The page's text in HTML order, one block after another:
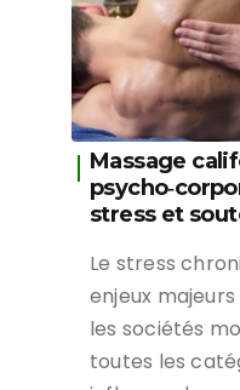
Massage
stress et
Le stress
enjeux
les sociétés
toutes les